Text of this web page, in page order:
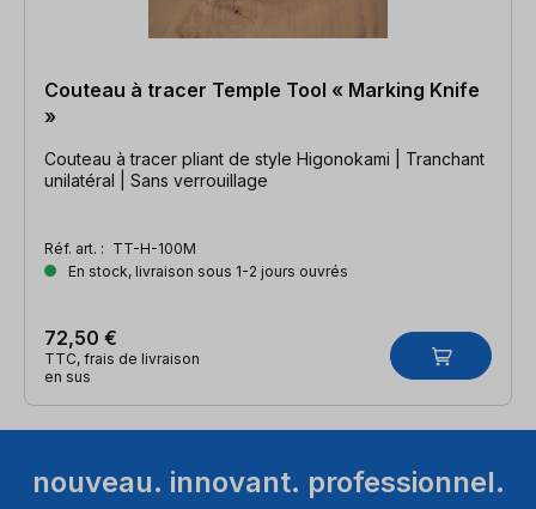
Couteau à tracer Temple Tool « Marking Knife
»
Couteau à tracer pliant de style Higonokami | Tranchant
unilatéral | Sans verrouillage
Réf. art. : TT-H-100M
En stock, livraison sous 1-2 jours ouvrés
72,50 €
TTC, frais de livraison
en sus
nouveau. innovant. professionnel.